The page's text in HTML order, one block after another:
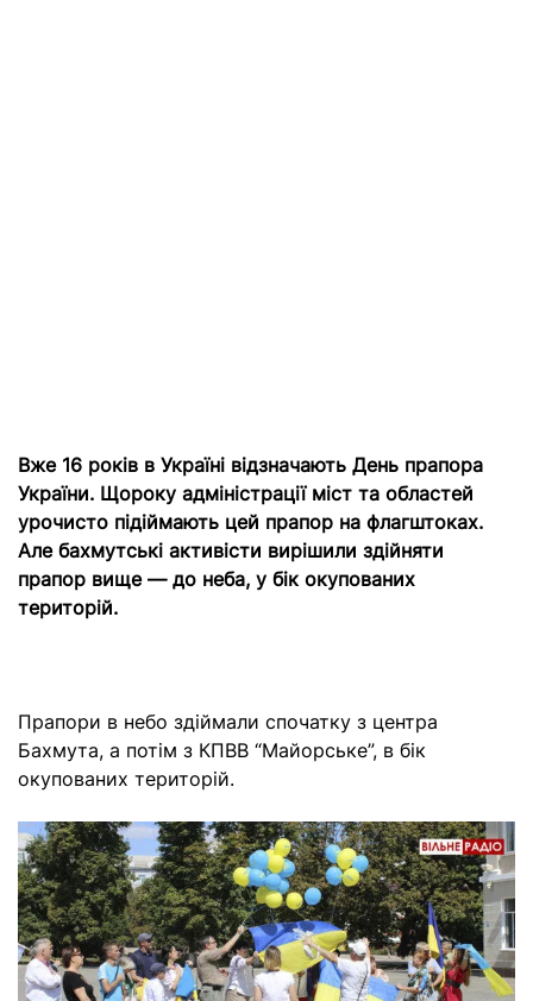
Вже 16 років в Україні відзначають День прапора
України. Щороку адміністрації міст та областей
урочисто підіймають цей прапор на флагштоках.
Але бахмутські активісти вирішили здійняти
прапор вище — до неба, у бік окупованих
територій.
Прапори в небо здіймали спочатку з центра
Бахмута, а потім з КПВВ “Майорське”, в бік
окупованих територій.